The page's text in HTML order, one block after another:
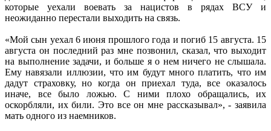
которые уехали воевать за нацистов в рядах ВСУ и
неожиданно перестали выходить на связь.
«Мой сын уехал 6 июня прошлого года и погиб 15 августа. 15
августа он последний раз мне позвонил, сказал, что выходит
на выполнение задачи, и больше я о нем ничего не слышала.
Ему навязали иллюзии, что им будут много платить, что им
дадут страховку, но когда он приехал туда, все оказалось
иначе, все было ложью. С ними плохо обращались, их
оскорбляли, их били. Это все он мне рассказывал», - заявила
мать одного из наемников.